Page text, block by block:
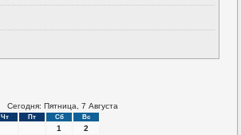
Сегодня: Пятница, 7 Августа
Чт Пт Сб Вс
1
2